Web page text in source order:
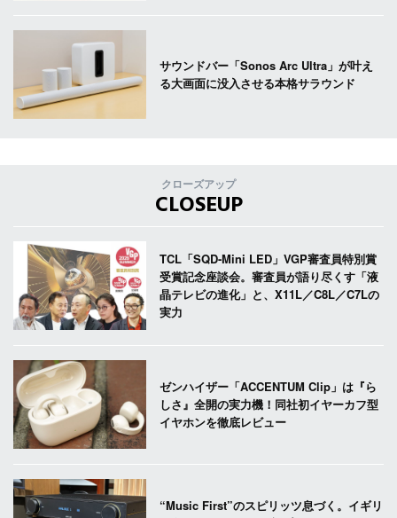
サウンドバー「Sonos Arc Ultra」が叶え
る大画面に没入させる本格サラウンド
クローズアップ
CLOSEUP
TCL「SQD-Mini LED」VGP審査員特別賞
受賞記念座談会。審査員が語り尽くす「液
晶テレビの進化」と、X11L／C8L／C7Lの
実力
ゼンハイザー「ACCENTUM Clip」は『ら
しさ』全開の実力機！同社初イヤーカフ型
イヤホンを徹底レビュー
“Music First”のスピリッツ息づく。イギリ